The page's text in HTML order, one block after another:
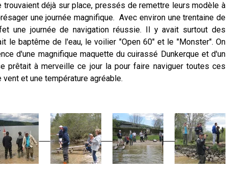
déjà sur place, pressés de remettre leurs modèle à
une journée magnifique. Avec environ une trentaine de
une journée de navigation réussie. Il y avait surtout des
le baptême de l'eau, le voilier "Open 60" et le "Monster". On
d'une magnifique maquette du cuirassé Dunkerque et d'un
prêtait à merveille ce jour la pour faire naviguer toutes ces
et une température agréable.